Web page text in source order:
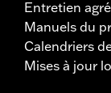
Entretien
Manuels du
Calendriers
Mises à jour